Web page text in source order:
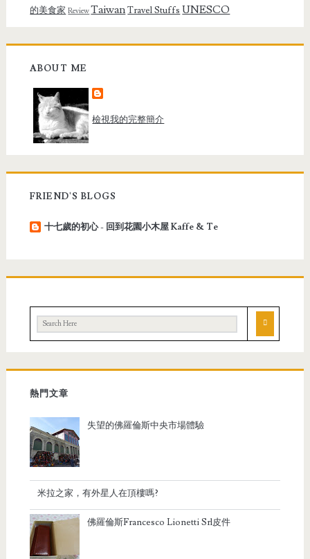
的美食家 ReviewTaiwan Travel Stuffs UNESCO
ABOUT ME
檢視我的完整簡介
FRIEND'S BLOGS
十七歲的初心 - 回到花園小木屋 Kaffe & Te
熱門文章
失望的佛羅倫斯中央市場體驗
米拉之家，有外星人在頂樓嗎?
佛羅倫斯Francesco Lionetti Srl皮件